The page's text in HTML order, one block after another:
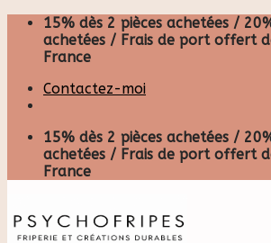
Skip
content
15% dès 2 pièces achetées /
achetées / Frais de port offert
France
Contactez-moi
15% dès 2 pièces achetées /
achetées / Frais de port offert
France